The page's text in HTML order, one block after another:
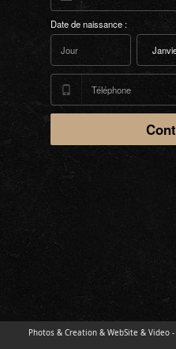
Date de naissance :
Photos & Creation & WebSite & Video -